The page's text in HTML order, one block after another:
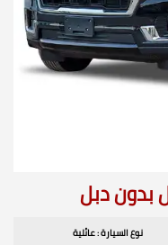
نوع السيارة : عائلية